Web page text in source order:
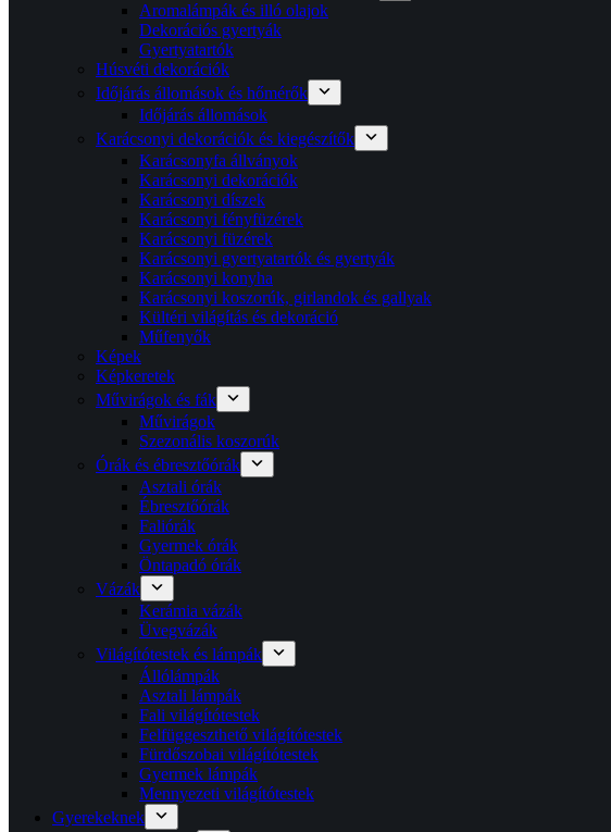
Aromalámpák és illó olajok
Dekorációs gyertyák
Gyertyatartók
Húsvéti dekorációk
Időjárás állomások és hőmérők
Időjárás állomások
Karácsonyi dekorációk és kiegészítők
Karácsonyfa állványok
Karácsonyi dekorációk
Karácsonyi díszek
Karácsonyi fényfüzérek
Karácsonyi füzérek
Karácsonyi gyertyatartók és gyertyák
Karácsonyi konyha
Karácsonyi koszorúk, girlandok és gallyak
Kültéri világítás és dekoráció
Műfenyők
Képek
Képkeretek
Művirágok és fák
Művirágok
Szezonális koszorúk
Órák és ébresztőórák
Asztali órák
Ébresztőórák
Faliórák
Gyermek órák
Öntapadó órák
Vázák
Kerámia vázák
Üvegvázák
Világítótestek és lámpák
Állólámpák
Asztali lámpák
Fali világítótestek
Felfüggeszthető világítótestek
Fürdőszobai világítótestek
Gyermek lámpák
Mennyezeti világítótestek
Gyerekeknek